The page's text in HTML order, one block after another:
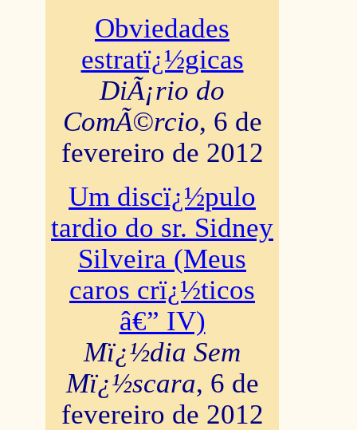
Obviedades
estratï¿½gicas
DiÃ¡rio do
ComÃ©rcio, 6 de
fevereiro de 2012
Um discï¿½pulo
tardio do sr. Sidney
Silveira (Meus
caros crï¿½ticos
â€” IV)
Mï¿½dia Sem
Mï¿½scara, 6 de
fevereiro de 2012